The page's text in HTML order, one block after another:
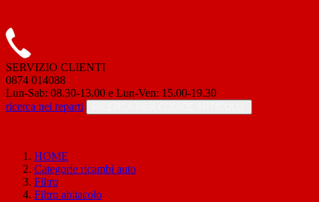
SERVIZIO CLIENTI
0874 014088
Lun-Sab: 08.30-13.00 e Lun-Ven: 15.00-19.30
ricerca nei reparti
HOME
Categorie ricambi auto
Filtro
Filtro abitacolo